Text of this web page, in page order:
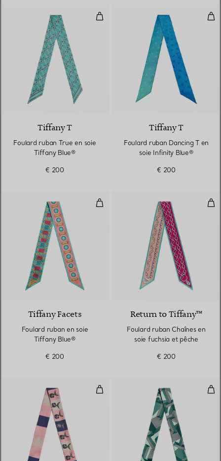
Foulard ruban True en soie
4 Couleurs
Tiffany T
Foulard ruban True en soie
Tiffany Blue®
€ 200
Tiffany T
Foulard ruban Dancing T en
soie Infinity Blue®
€ 200
Foulard ruban en soie Tiffany
4 Couleurs
Tiffany Facets
Foulard ruban en soie
Tiffany Blue®
€ 200
Return to Tiffany™
Foulard ruban Chaînes en
soie fuchsia et pêche
€ 200
Foulard ruban Bird on a Rock en